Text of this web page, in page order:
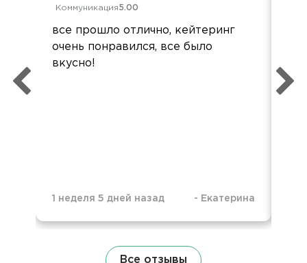
Коммуникация5.00
все прошло отлично, кейтеринг
очень понравился, все было
вкусно!
1 неделя 5 дней назад - Екатерина
Все отзывы